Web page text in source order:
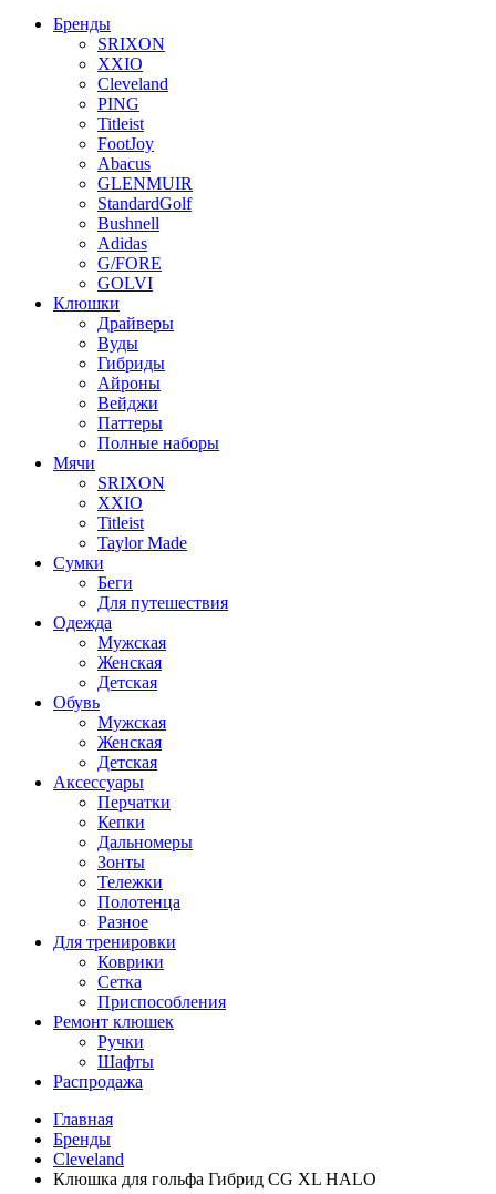
Бренды
SRIXON
XXIO
Cleveland
PING
Titleist
FootJoy
Abacus
GLENMUIR
StandardGolf
Bushnell
Adidas
G/FORE
GOLVI
Клюшки
Драйверы
Вуды
Гибриды
Айроны
Вейджи
Паттеры
Полные наборы
Мячи
SRIXON
XXIO
Titleist
Taylor Made
Сумки
Беги
Для путешествия
Одежда
Мужская
Женская
Детская
Обувь
Мужская
Женская
Детская
Аксессуары
Перчатки
Кепки
Дальномеры
Зонты
Тележки
Полотенца
Разное
Для тренировки
Коврики
Сетка
Приспособления
Ремонт клюшек
Ручки
Шафты
Распродажа
Главная
Бренды
Cleveland
Клюшка для гольфа Гибрид CG XL HALO